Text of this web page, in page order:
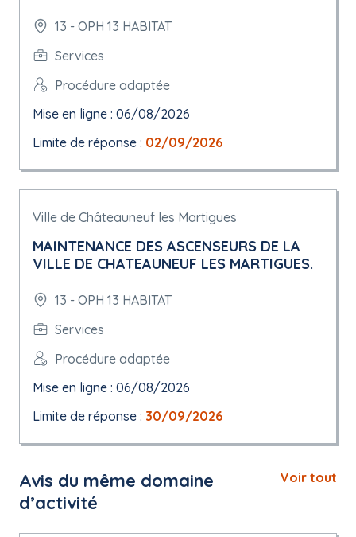
13 - OPH 13 HABITAT
Services
Procédure adaptée
Mise en ligne : 06/08/2026
Limite de réponse : 02/09/2026
Ville de Châteauneuf les Martigues
MAINTENANCE DES ASCENSEURS DE LA
VILLE DE CHATEAUNEUF LES MARTIGUES.
13 - OPH 13 HABITAT
Services
Procédure adaptée
Mise en ligne : 06/08/2026
Limite de réponse : 30/09/2026
Avis du même domaine
d’activité
Voir tout